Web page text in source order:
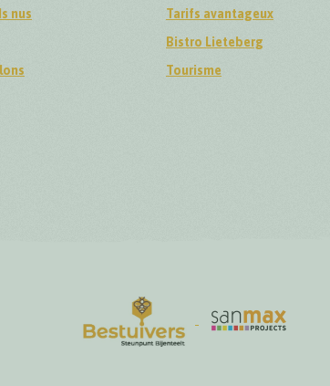
nus
Tarifs avantageux
Bistro Lieteberg
Tourisme